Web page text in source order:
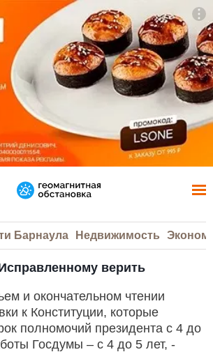
Барнаула Недвижимость
верить
и окончательном чтении
к Конституции, которые
полномочий президента с 4 до
Госдумы – с 4 до 5 лет, -